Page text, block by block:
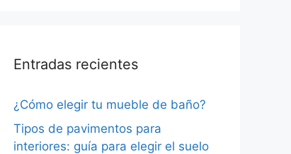
Entradas recientes
¿Cómo elegir tu mueble de baño?
Tipos de pavimentos para
interiores: guía para elegir el suelo